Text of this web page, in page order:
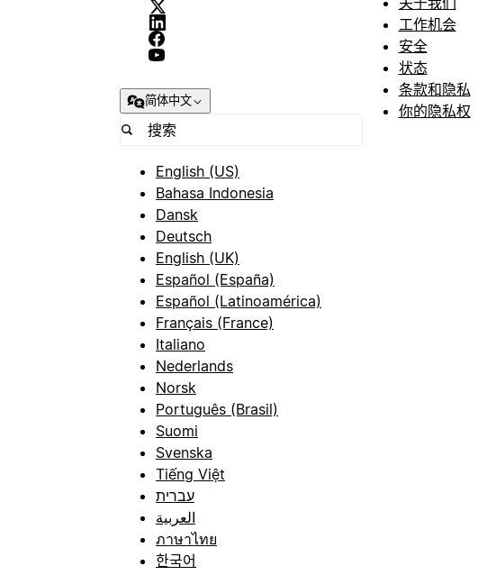
简体中文
English (US)
Bahasa Indonesia
Dansk
Deutsch
English (UK)
Español (España)
Español (Latinoamérica)
Français (France)
Italiano
Nederlands
Norsk
Português (Brasil)
Suomi
Svenska
Tiếng Việt
עברית
العربية
ภาษาไทย
한국어
工作机会
安全
状态
条款和隐私
你的隐私权